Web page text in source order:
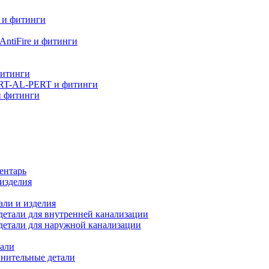
фитинги
и фитинги
AL-PERT и фитинги
фитинги
и изделия
для внутренней канализации
для наружной канализации
детали